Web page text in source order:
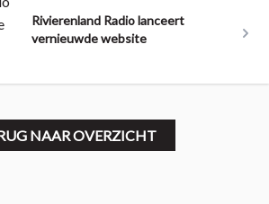
Rivierenland Radio lanceert
vernieuwde website
NAAR OVERZICHT